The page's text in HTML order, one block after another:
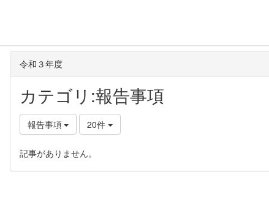
令和３年度
カテゴリ:報告事項
報告事項 20件
記事がありません。